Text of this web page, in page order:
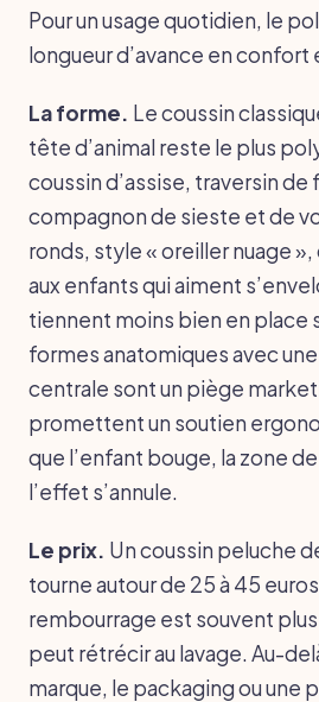
Pour un usage quotidien, le
longueur d’avance en
La forme. Le coussin
tête d’animal reste le plus
coussin d’assise, traversin de
compagnon de sieste et de
ronds, style « oreiller nuage
aux enfants qui aiment
tiennent moins bien en place
formes anatomiques avec
centrale sont un piège
promettent un soutien
que l’enfant bouge, la zone
l’effet s’annule.
Le prix. Un coussin peluche
tourne autour de 25 à 45
rembourrage est souvent
peut rétrécir au lavage. Au-
marque, le packaging ou une